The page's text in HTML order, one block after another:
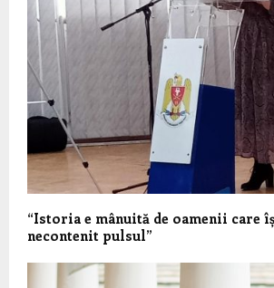
“Istoria e mânuită de oamenii care
necontenit pulsul”